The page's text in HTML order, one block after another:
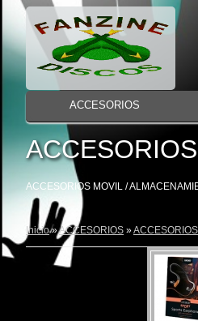
ACCESORIOS
ACCESORIOS MOVIL /
Inicio»ACCESORIOS »